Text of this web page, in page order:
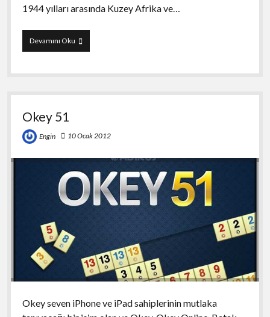
1944 yılları arasında Kuzey Afrika ve…
Devamını OkuMortal
Skies
Okey 51
Engin 10 Ocak 2012
Okey seven iPhone ve iPad sahiplerinin mutlaka